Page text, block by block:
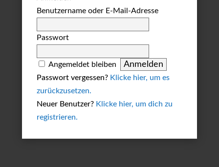
Benutzername oder E-Mail-Adresse
Passwort
Angemeldet bleiben
Passwort vergessen? Klicke hier, um es
zurückzusetzen.
Neuer Benutzer? Klicke hier, um dich zu
registrieren.